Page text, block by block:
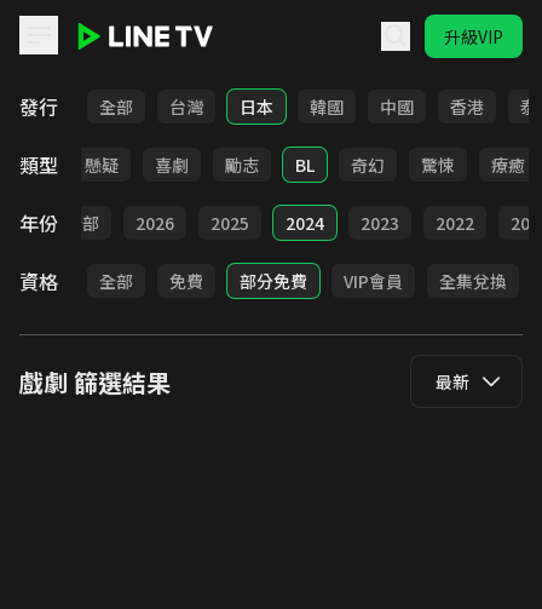
升級VIP
發行 全部 台灣 日本 韓國 中國 香港 泰
類型
甜寵 懸疑 喜劇 勵志 BL 奇幻 驚悚 療癒
年份 全部 2026 2025 2024 2023 2022
資格 全部 免費 部分免費 VIP會員 全集兌換
戲劇 篩選結果 最新